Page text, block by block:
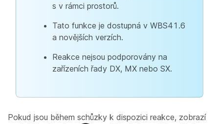
s v rámci prostorů.
Tato funkce je dostupná v WBS41.6
a novějších verzích.
Reakce nejsou podporovány na
zařízeních řady DX, MX nebo SX.
Pokud jsou během schůzky k dispozici reakce, zobrazí